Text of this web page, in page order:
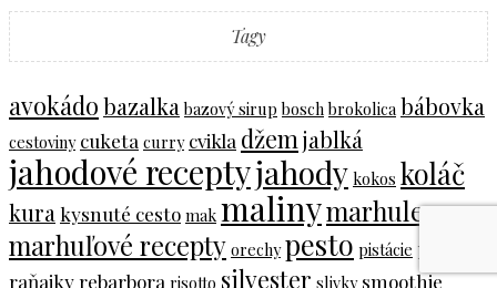
Tagy
avokádobazalka bazový sirup bosch brokolica bábovka
cestoviny cuketa curry cvikla džem jablká
jahodové receptyjahody kokos koláč
kurakysnuté cesto mak malinymarhule
marhuľové recepty orechy pesto pistácie polievka
raňajkyrebarbora risotto silvester slivky smoothie